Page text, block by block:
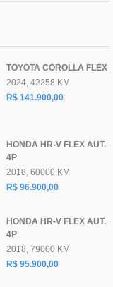
TOYOTA COROLLA FLEX
2024, 42258 KM
R$ 141.900,00
HONDA HR-V FLEX AUT.
4P
2018, 60000 KM
R$ 96.900,00
HONDA HR-V FLEX AUT.
4P
2018, 79000 KM
R$ 95.900,00